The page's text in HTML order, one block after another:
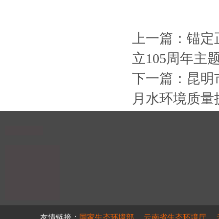
上一篇： 锚定
立105周年主
下一篇： 昆明
月水环境质